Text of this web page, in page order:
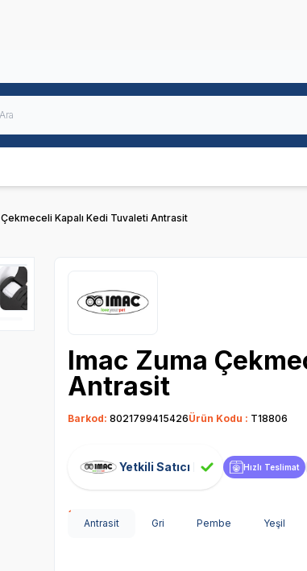
Kapalı Kedi Tuvaleti Antrasit
Imac Zuma
Antrasit
Barkod: 8021799415426Ürün Kodu : T18806
Yetkili Satıcı Hızlı Teslimat
Antrasit Gri Pembe Yeşil